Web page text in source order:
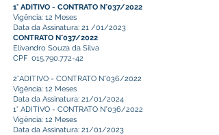
1° ADITIVO - CONTRATO N°037/2022
Vigência: 12 Meses
Data da Assinatura: 21 /01/2023
CONTRATO N°037/2022
Elivandro Souza da Silva
CPF 015.790.772-42
2°ADITIVO - CONTRATO N°036/2022
Vigência: 12 Meses
Data da Assinatura: 21/01/2024
1° ADITIVO - CONTRATO N°036/2022
Vigência: 12 Meses
Data da Assinatura: 21/01/2023